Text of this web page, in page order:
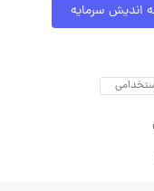
اندیش سرمایه